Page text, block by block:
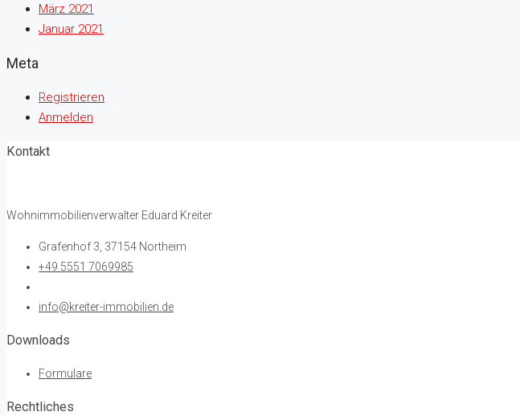
März 2021
Januar 2021
Meta
Registrieren
Anmelden
Kontakt
Wohnimmobilienverwalter Eduard Kreiter
Grafenhof 3, 37154 Northeim
+49 5551 7069985
info@kreiter-immobilien.de
Downloads
Formulare
Rechtliches